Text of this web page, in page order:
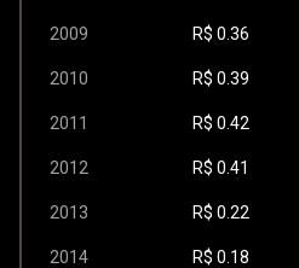
2009 R$ 0.36
2010 R$ 0.39
2011 R$ 0.42
2012 R$ 0.41
2013 R$ 0.22
2014 R$ 0.18